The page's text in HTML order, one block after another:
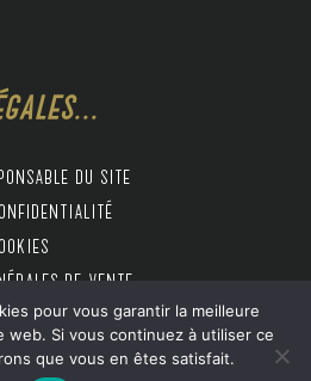
du site
de vente
Design by Digitalife
pour vous garantir la meilleure
Si vous continuez à utiliser ce
que vous en êtes satisfait.